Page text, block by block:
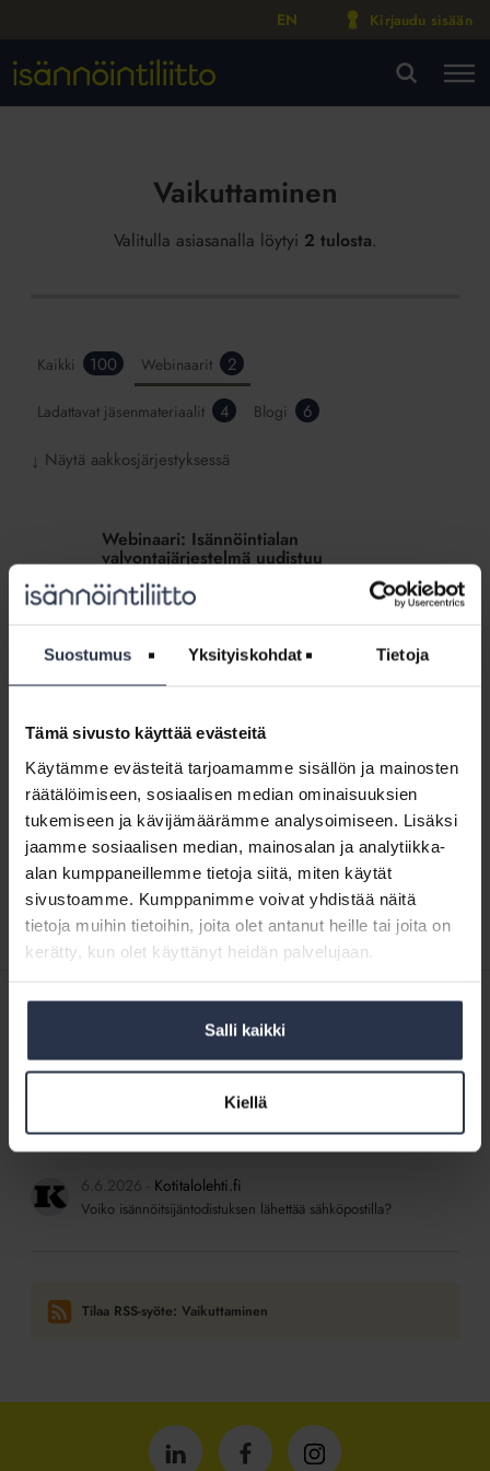
Suostumus Yksityiskohdat Tietoja
Tämä sivusto käyttää evästeitä
Käytämme evästeitä tarjoamamme sisällön ja mainosten
räätälöimiseen, sosiaalisen median ominaisuuksien
tukemiseen ja kävijämäärämme analysoimiseen. Lisäksi
jaamme sosiaalisen median, mainosalan ja analytiikka-
alan kumppaneillemme tietoja siitä, miten käytät
sivustoamme. Kumppanimme voivat yhdistää näitä
tietoja muihin tietoihin, joita olet antanut heille tai joita on
kerätty, kun olet käyttänyt heidän palvelujaan.
Salli kaikki
Kiellä
EN Kirjaudu sisään
Vaikuttaminen
Valitulla asiasanalla löytyi 2 tulosta.
Kaikki 100 Webinaarit 2
Ladattavat jäsenmateriaalit 4 Blogi 6
↓ Näytä aakkosjärjestyksessä
valvontajärjestelmäWebinaari: Isännöintialan
valvontajärjestelmä uudistuu
WEBINAARIT JA VIDEOT
Keskuskauppakamarin alaisuuteen perustetaan vuoden
neuvosto. Mitä uudistus tarkoittaa isännöintiyritysten ja
Webinaari:
Eettiset
ohjeet
isännöinnin
arjessa
Webinaari: Eettiset ohjeet isännöinnin
arjessa
WEBINAARIT JA VIDEOT 28.9.2022
Tämä osio on rajattu Isännöintiliiton jäsenyritysten
henkilökunnalle. Kirjaudu sisään
Saako mappeja säilyttää kerhohuoneessa?
Kotitalolehti.fi
Taloyhtiö kerää asukkaista tietoa – sallittua vai ei?
6.6.2026 Kotitalolehti.fi
Voiko isännöitsijäntodistuksen lähettää sähköpostilla?
Tilaa RSS-syöte: Vaikuttaminen
IsännöintiliittoIsännöintiliittoIsännöintiliitto